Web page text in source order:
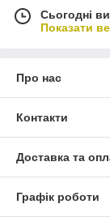
Сьогодні
Показати
Про нас
Контакти
Доставка та
Графік роботи